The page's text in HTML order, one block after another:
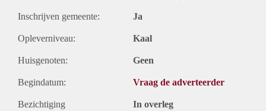
Inschrijven gemeente: Ja
Opleverniveau: Kaal
Huisgenoten: Geen
Begindatum: Vraag de adverteerder
Bezichtiging In overleg